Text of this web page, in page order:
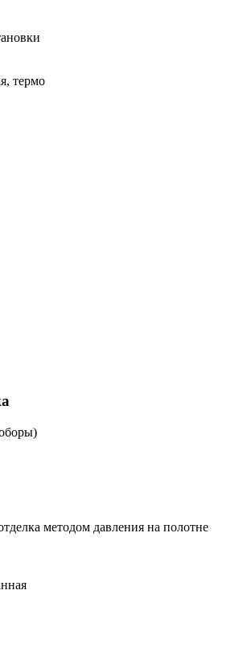
термо
методом давления на полотне